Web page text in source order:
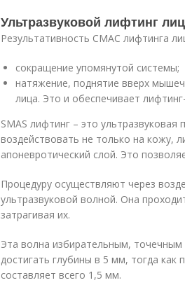
Ультразвуковой лифтинг
Результативность СМАС лифтинга
сокращение упомянутой системы;
натяжение, поднятие вверх
лица. Это и обеспечивает
SMAS лифтинг – это
воздействовать не только на
апоневротический слой. Это
Процедуру осуществляют через
ультразвуковой волной. Она
затрагивая их.
Эта волна избирательным, точечным
достигать глубины в 5 мм, тогда как
составляет всего 1,5 мм.